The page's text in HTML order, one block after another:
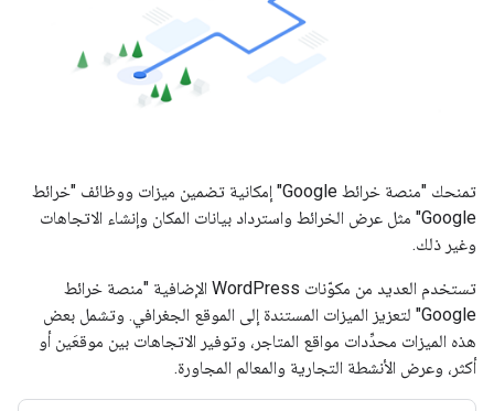
تمنحك "منصة خرائط Google" إمكانية تضمين ميزات ووظائف "خرائط
Google" مثل عرض الخرائط واسترداد بيانات المكان وإنشاء الاتجاهات
وغير ذلك.
تستخدم العديد من مكوّنات WordPress الإضافية "منصة خرائط
Google" لتعزيز الميزات المستندة إلى الموقع الجغرافي. وتشمل بعض
هذه الميزات محدِّدات مواقع المتاجر، وتوفير الاتجاهات بين موقعَين أو
أكثر، وعرض الأنشطة التجارية والمعالم المجاورة.